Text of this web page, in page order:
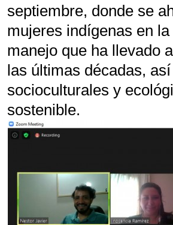
septiembre, donde se
mujeres indígenas en
manejo que ha llevado
las últimas décadas,
socioculturales y
sostenible.